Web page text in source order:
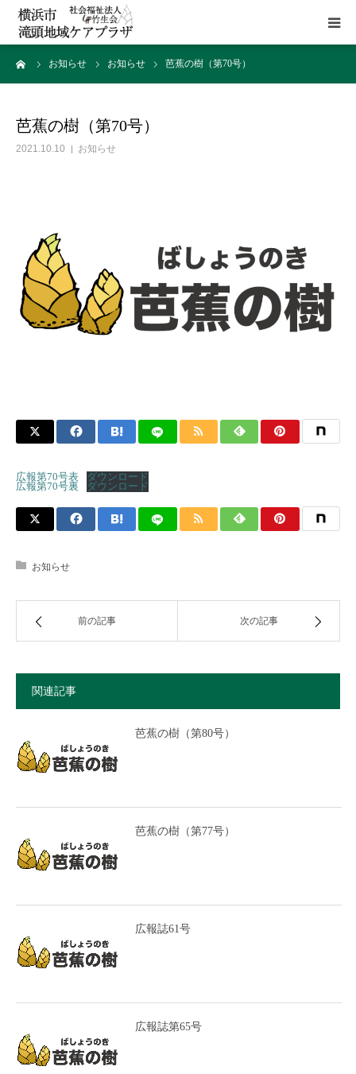
お知らせ お知らせ 芭蕉の樹（第70号）
芭蕉の樹（第70号）
2021.10.10 お知らせ
広報第70号表
ダウンロード
広報第70号裏
ダウンロード
お知らせ
前の記事 次の記事
関連記事
芭蕉の樹（第80号）
芭蕉の樹（第77号）
広報誌61号
広報誌第65号
HOME
施設概要
アクセス
お問い合わせ